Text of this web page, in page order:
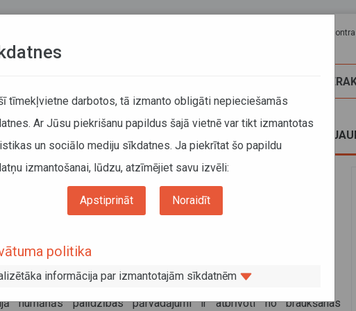
Lapas
palīdzības kravas pārvadājumi uz Ukrainu cauri Ungārijas teritorijai
cauri Ungārijas teritorijai
humānās palīdzības pārvadājumi ir atbrīvoti no braukšanas
tīmekļvietne darbotos, tā izmanto obligāti nepieciešamās
Ar Jūsu piekrišanu papildus šajā vietnē var tikt izmantotas
un sociālo mediju sīkdatnes. Ja piekrītat šo papildu
izmantošanai, lūdzu, atzīmējiet savu izvēli:
Apstiprināt Noraidīt
politika
informācija par izmantotajām sīkdatnēm